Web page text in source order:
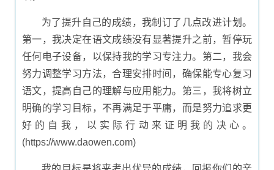
为了提升自己的成绩，我制订了几点改进计划。
第一，我决定在语文成绩没有显著提升之前，暂停玩
任何电子设备，以保持我的学习专注力。第二，我会
努力调整学习方法，合理安排时间，确保能专心复习
语文，提高自己的理解与应用能力。第三，我将树立
明确的学习目标，不再满足于平庸，而是努力追求更
好的自我，以实际行动来证明我的决心。
(https://www.daowen.com)